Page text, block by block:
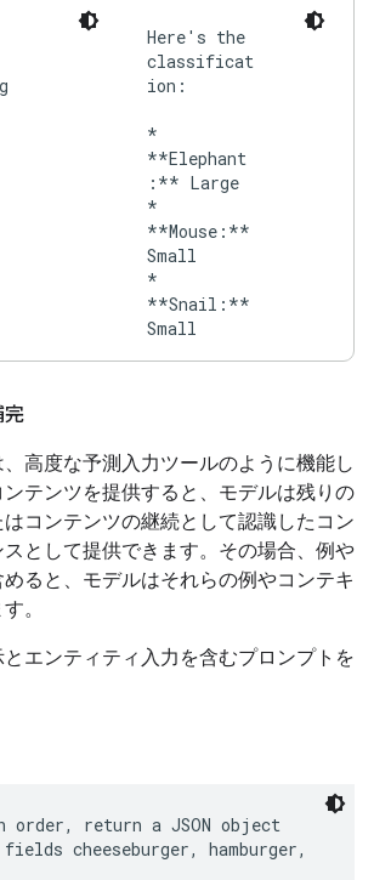
Here's the
classificat
ion:
*
**Elephant
:** Large
*
**Mouse:**
Small
*
**Snail:**
完
高度な予測入力ツールのように機能し
ンテンツを提供すると、モデルは残りの
コンテンツの継続として認識したコン
として提供できます。その場合、例や
ると、モデルはそれらの例やコンテキ
。
エンティティ入力を含むプロンプトを
order, return a JSON object
cheeseburger, hamburger,